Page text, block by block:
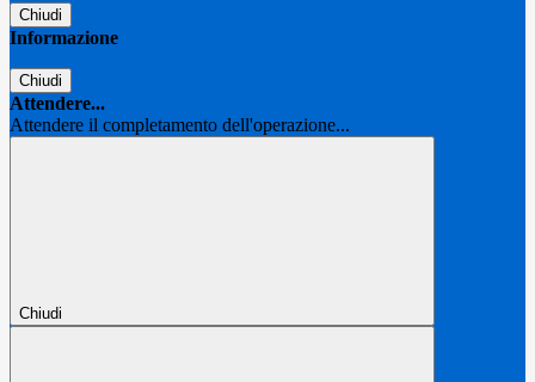
Chiudi
Informazione
Chiudi
Attendere...
Attendere il completamento dell'operazione...
Chiudi